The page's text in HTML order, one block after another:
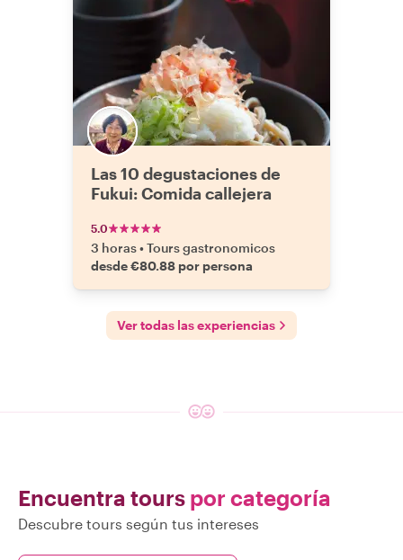
Las 10 degustaciones de
Fukui: Comida callejera
5.0
3 horas•Tours gastronomicos
desde €80.88 por persona
Ver todas las experiencias
Encuentra tours por categoría
Descubre tours según tus intereses